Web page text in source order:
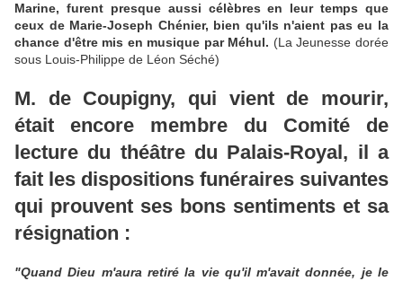
Marine, furent presque aussi célèbres en leur temps que
ceux de Marie-Joseph Chénier, bien qu'ils n'aient pas eu la
chance d'être mis en musique par Méhul. (La Jeunesse dorée
sous Louis-Philippe de Léon Séché)
M. de Coupigny, qui vient de mourir,
était encore membre du Comité de
lecture du théâtre du Palais-Royal, il a
fait les dispositions funéraires suivantes
qui prouvent ses bons sentiments et sa
résignation :
"Quand Dieu m'aura retiré la vie qu'il m'avait donnée, je le